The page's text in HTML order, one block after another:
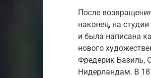
После
наконец, на
и была написана
нового
Фредерик Базиль,
Нидерландам. В